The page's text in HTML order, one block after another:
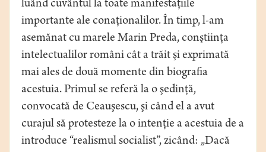
luând cuvântul la toate manifestaţiile
importante ale conaţionalilor. În timp, l-am
asemănat cu marele Marin Preda, conştiinţa
intelectualilor români cât a trăit şi exprimată
mai ales de două momente din biografia
acestuia. Primul se referă la o şedinţă,
convocată de Ceauşescu, şi când el a avut
curajul să protesteze la o intenţie a acestuia de a
introduce “realismul socialist”, zicând: „Dacă